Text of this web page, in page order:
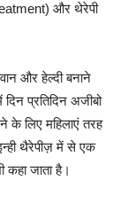
और थेरेपी
और हेल्दी बनाने
प्रतिदिन अजीबो
लिए महिलाएं तरह
थैरेपीज़ में से एक
जाता है।